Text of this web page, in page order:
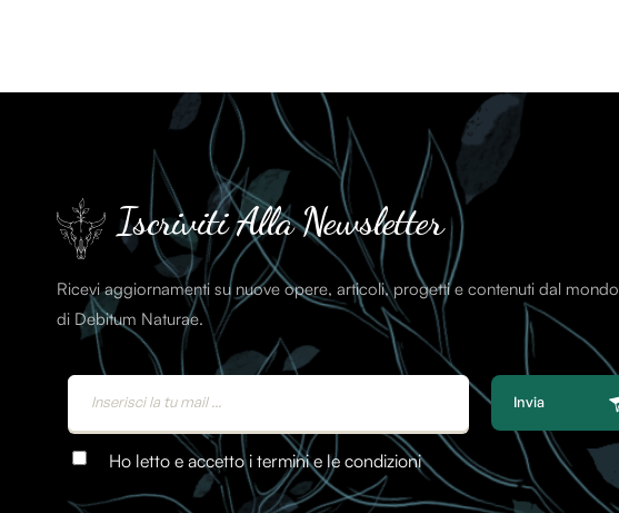
Iscriviti Alla Newsletter
Ricevi aggiornamenti su nuove opere, articoli, progetti e contenuti dal mondo
di Debitum Naturae.
Invia
Ho letto e accetto i termini e le condizioni